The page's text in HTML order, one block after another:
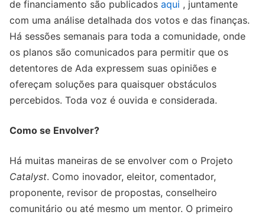
de financiamento são publicados aqui , juntamente
com uma análise detalhada dos votos e das finanças.
Há sessões semanais para toda a comunidade, onde
os planos são comunicados para permitir que os
detentores de Ada expressem suas opiniões e
ofereçam soluções para quaisquer obstáculos
percebidos. Toda voz é ouvida e considerada.
Como se Envolver?
Há muitas maneiras de se envolver com o Projeto
Catalyst. Como inovador, eleitor, comentador,
proponente, revisor de propostas, conselheiro
comunitário ou até mesmo um mentor. O primeiro